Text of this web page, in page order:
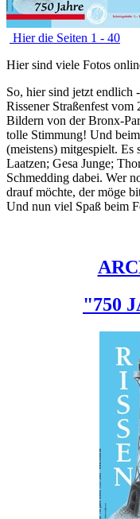
Hier die Seiten 1 - 40
Hier sind viele Fotos
So, hier sind jetzt endlich
Rissener Straßenfest
Bildern von der Bronx-
tolle Stimmung! Und
(meistens) mitgespielt.
Laatzen; Gesa Junge;
Schmedding dabei. Wer
drauf möchte, der möge
Und nun viel Spaß beim
"750